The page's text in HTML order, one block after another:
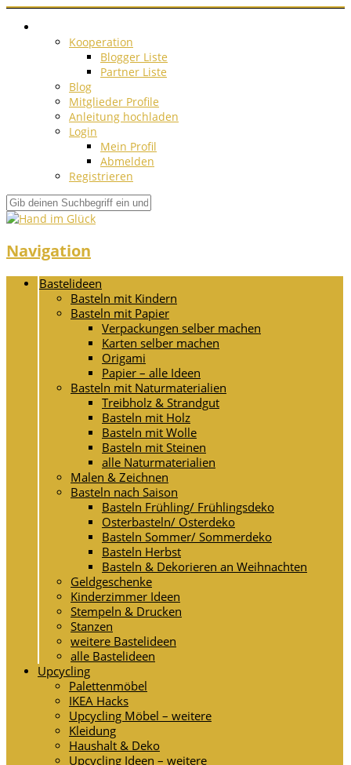
Kooperation
Blogger Liste
Partner Liste
Blog
Mitglieder Profile
Anleitung hochladen
Login
Mein Profil
Abmelden
Registrieren
Navigation
Bastelideen
Basteln mit Kindern
Basteln mit Papier
Verpackungen selber machen
Karten selber machen
Origami
Papier – alle Ideen
Basteln mit Naturmaterialien
Treibholz & Strandgut
Basteln mit Holz
Basteln mit Wolle
Basteln mit Steinen
alle Naturmaterialien
Malen & Zeichnen
Basteln nach Saison
Basteln Frühling/ Frühlingsdeko
Osterbasteln/ Osterdeko
Basteln Sommer/ Sommerdeko
Basteln Herbst
Basteln & Dekorieren an Weihnachten
Geldgeschenke
Kinderzimmer Ideen
Stempeln & Drucken
Stanzen
weitere Bastelideen
alle Bastelideen
Upcycling
Palettenmöbel
IKEA Hacks
Upcycling Möbel – weitere
Kleidung
Haushalt & Deko
Upcycling Ideen – weitere